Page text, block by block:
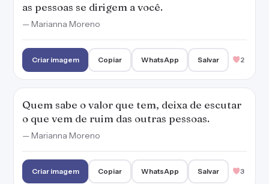
as pessoas se dirigem a você.
— Marianna Moreno
Criar imagem Copiar WhatsApp Salvar 2
Quem sabe o valor que tem, deixa de escutar
o que vem de ruim das outras pessoas.
— Marianna Moreno
Criar imagem Copiar WhatsApp Salvar 3